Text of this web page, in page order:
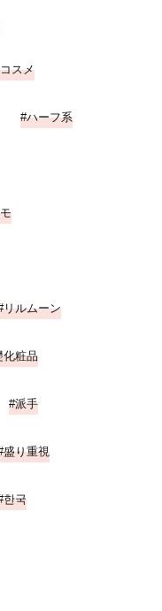
スメ
ハーフ系
リルムーン
化粧品
派手
盛り重視
한국